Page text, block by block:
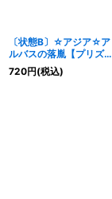
〔状態B〕☆アジア☆ア
ルバスの落胤【プリズマ
ティックシークレット】
{アジアLOCR-JP033}
720円(税込)